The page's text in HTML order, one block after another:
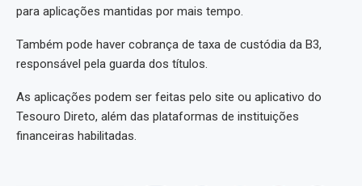
para aplicações mantidas por mais tempo.
Também pode haver cobrança de taxa de custódia da B3,
responsável pela guarda dos títulos.
As aplicações podem ser feitas pelo site ou aplicativo do
Tesouro Direto, além das plataformas de instituições
financeiras habilitadas.